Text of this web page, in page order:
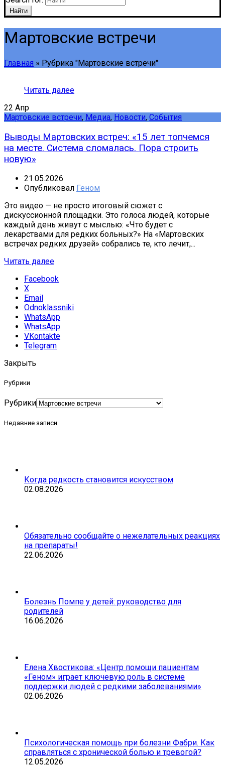
Найти
Мартовские встречи
Главная » Рубрика "Мартовские встречи"
Читать далее
22 Апр
Мартовские встречи, Медиа, Новости, События
Выводы Мартовских встреч: «15 лет топчемся
на месте. Система сломалась. Пора строить
новую»
21.05.2026
Опубликовал Геном
Это видео — не просто итоговый сюжет с
дискуссионной площадки. Это голоса людей, которые
каждый день живут с мыслью: «Что будет с
лекарствами для редких больных?» На «Мартовских
встречах редких друзей» собрались те, кто лечит,...
Читать далее
Facebook
X
Email
Odnoklassniki
WhatsApp
WhatsApp
VKontakte
Telegram
Закрыть
Рубрики
Рубрики
Недавние записи
Когда редкость становится искусством
02.08.2026
Обязательно сообщайте о нежелательных реакциях
на препараты!
22.06.2026
Болезнь Помпе у детей: руководство для
родителей
16.06.2026
Елена Хвостикова: «Центр помощи пациентам
«Геном» играет ключевую роль в системе
поддержки людей с редкими заболеваниями»
02.06.2026
Психологическая помощь при болезни Фабри. Как
справляться с хронической болью и тревогой?
12.05.2026